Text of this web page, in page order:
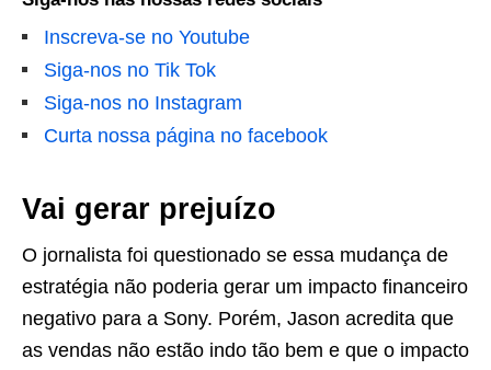
Inscreva-se no Youtube
Siga-nos no Tik Tok
Siga-nos no Instagram
Curta nossa página no facebook
Vai gerar prejuízo
O jornalista foi questionado se essa mudança de
estratégia não poderia gerar um impacto financeiro
negativo para a Sony. Porém, Jason acredita que
as vendas não estão indo tão bem e que o impacto